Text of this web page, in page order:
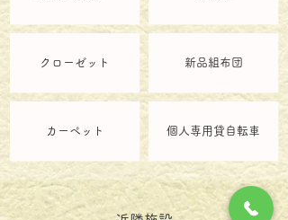
クローゼット
カーペット
新品組布団
個人専用貸自転車